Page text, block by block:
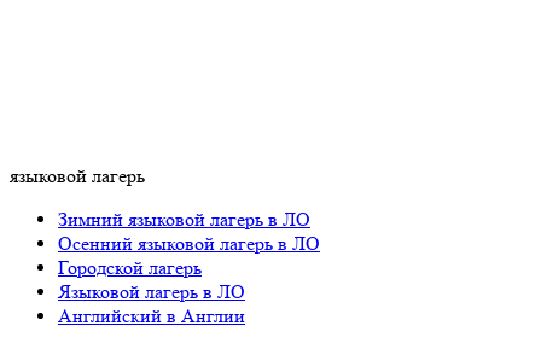
языковой лагерь
Зимний языковой лагерь в ЛО
Осенний языковой лагерь в ЛО
Городской лагерь
Языковой лагерь в ЛО
Английский в Англии